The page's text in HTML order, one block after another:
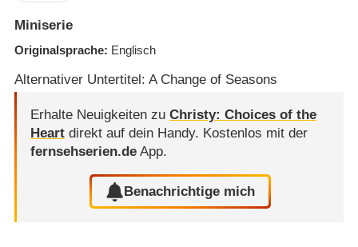
Miniserie
Originalsprache Englisch
Alternativer Untertitel: A Change of Seasons
Erhalte Neuigkeiten zu Christy: Choices of the
Heartdirekt auf dein Handy. Kostenlos mit der
fernsehserien.deApp.
Benachrichtige mich